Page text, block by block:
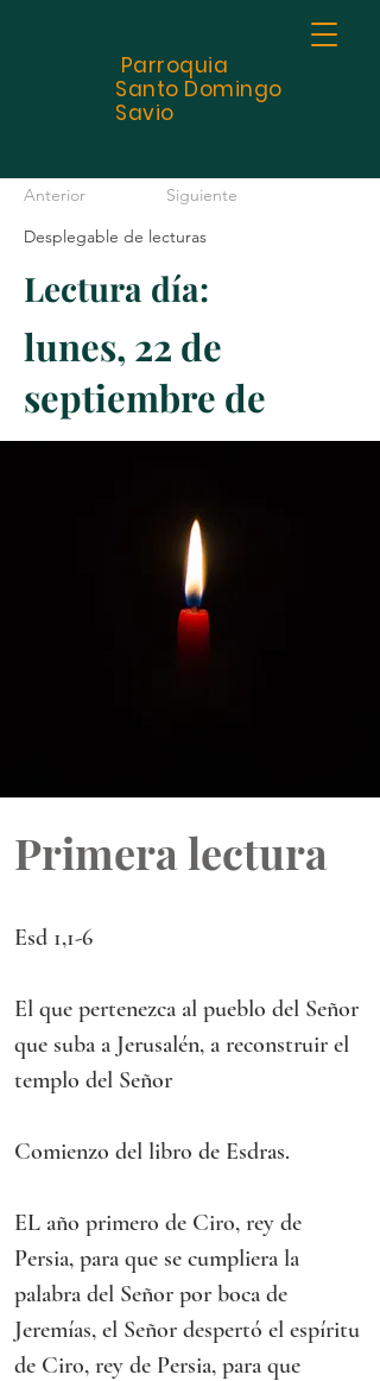
Parroquia
Santo Domingo
Savio
Anterior
Siguiente
Desplegable de lecturas
Lectura día:
lunes, 22 de
septiembre de
2025
Primera lectura
Esd 1,1-6
El que pertenezca al pueblo del Señor
que suba a Jerusalén, a reconstruir el
templo del Señor
Comienzo del libro de Esdras.
EL año primero de Ciro, rey de
Persia, para que se cumpliera la
palabra del Señor por boca de
Jeremías, el Señor despertó el espíritu
de Ciro, rey de Persia, para que